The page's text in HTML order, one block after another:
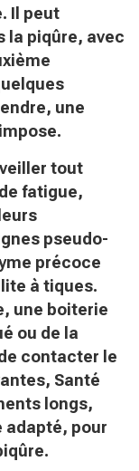
Il peut
la piqûre, avec
une
tout
fatigue,
pseudo-
précoce
à tiques.
, une boiterie
ou de la
contacter le
Santé
longs,
adapté, pour